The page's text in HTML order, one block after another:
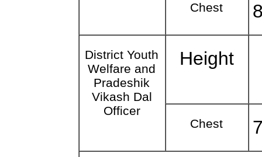
Chest
District Youth
Welfare and
Pradeshik
Vikash Dal
Officer
Height
Chest